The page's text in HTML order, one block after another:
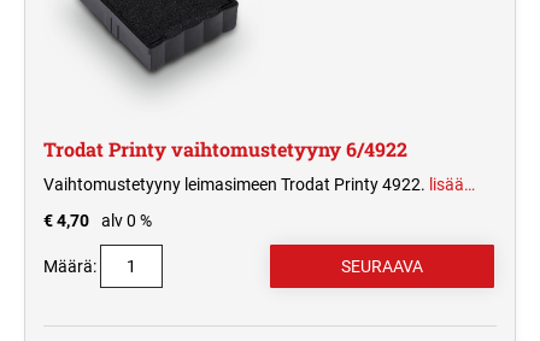
Trodat Printy vaihtomustetyyny 6/4922
Vaihtomustetyyny leimasimeen Trodat Printy 4922. lisää…
€ 4,70
alv 0 %
Määrä: